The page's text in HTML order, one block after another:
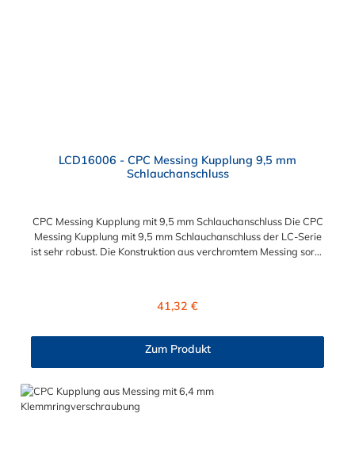
LCD16006 - CPC Messing Kupplung 9,5 mm
Schlauchanschluss
CPC Messing Kupplung mit 9,5 mm Schlauchanschluss Die CPC
Messing Kupplung mit 9,5 mm Schlauchanschluss der LC-Serie
ist sehr robust. Die Konstruktion aus verchromtem Messing sorgt
bequemes Verbinden und Trennen mit einer Hand. Die CPC
Flexibilität mit zahlreichen Konfigurationen und
Anschlussvarianten und ist sowohl mit den Acetal-Kupplungen
der PLC-Serie kombinierbar als auch mit den Polypropylen-
Kupplungen der PLC12-Serie. Zudem sind Kupplungen
Regulärer Preis:
41,32 €
Zum Produkt